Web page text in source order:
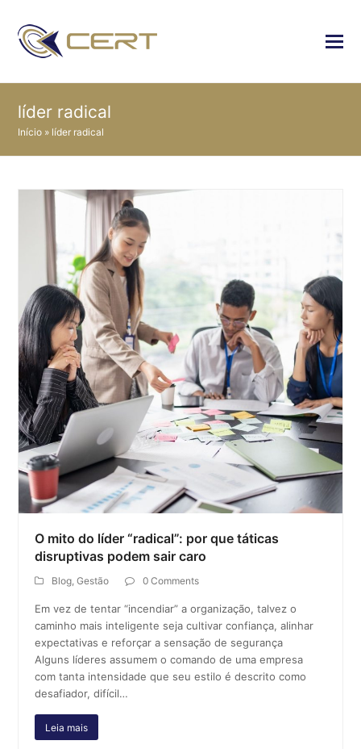
líder radical
Início » líder radical
O mito do líder “radical”: por que táticas
disruptivas podem sair caro
Blog,Gestão 0 Comments
Em vez de tentar “incendiar” a organização, talvez o
caminho mais inteligente seja cultivar confiança, alinhar
expectativas e reforçar a sensação de segurança
Alguns líderes assumem o comando de uma empresa
com tanta intensidade que seu estilo é descrito como
desafiador, difícil…
Leia mais